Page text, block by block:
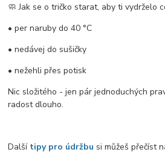
🧼 Jak se o tričko starat, aby ti vydrželo
• per naruby do 40 °C
• nedávej do sušičky
• nežehli přes potisk
Nic složitého - jen pár jednoduchých
radost dlouho.
Další tipy pro údržbu si můžeš přečíst